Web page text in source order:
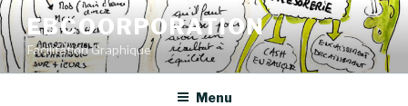
Aller
au
contenu
principal
EBCOORPORATION
Facilitation Graphique
Menu